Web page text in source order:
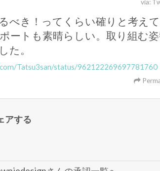
via:
べき！ってくらい確りと考え
ートも素晴らしい。取り組む
た。
Tatsu3san/status/962122269697781760
アする